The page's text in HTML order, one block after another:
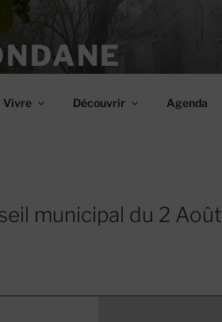
Vivre Découvrir Agenda
municipal du 2 Août